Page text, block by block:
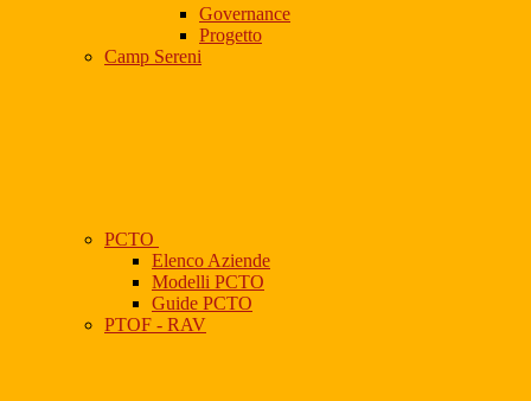
Governance
Progetto
Camp Sereni
PCTO
Elenco Aziende
Modelli PCTO
Guide PCTO
PTOF - RAV